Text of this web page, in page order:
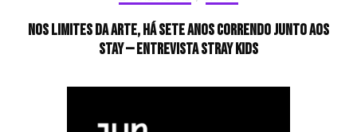
Nos limites da arte, há sete anos correndo junto aos
STAY — Entrevista Stray Kids